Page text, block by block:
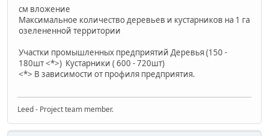
см вложение
Максимальное количество деревьев и кустарников на 1 га
озелененной территории
Участки промышленных предприятий Деревья (150 -
180шт <*>) Кустарники ( 600 - 720шт)
<*> В зависимости от профиля предприятия.
Leed - Project team member.